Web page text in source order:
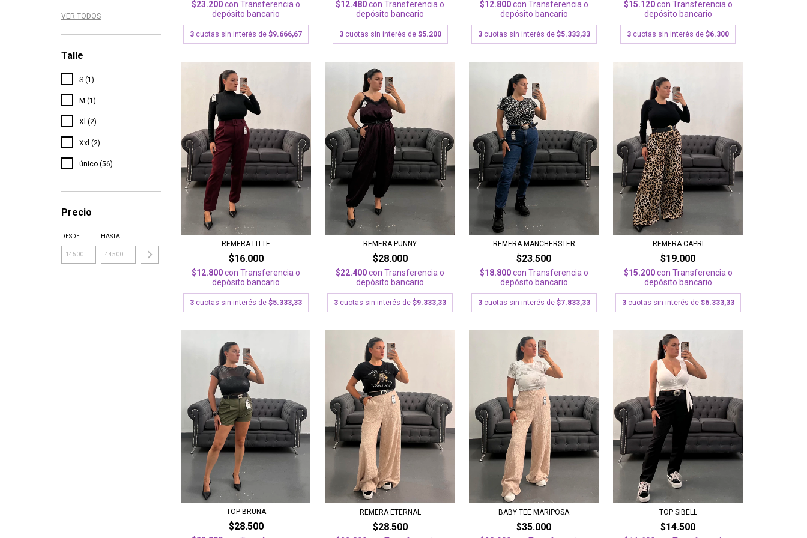
VER TODOS
Talle
S (1)
M (1)
Xl (2)
Xxl (2)
único (56)
Precio
DESDE HASTA
$23.200con Transferencia o
depósito bancario
3 cuotas sin interés de$9.666,67
$12.480con Transferencia o
depósito bancario
3 cuotas sin interés de $5.200
$12.800con Transferencia o
depósito bancario
3 cuotas sin interés de $5.333,33
$15.120con Transferencia o
depósito bancario
3 cuotas sin interés de$6.300
REMERA LITTE
$16.000
$12.800con Transferencia o
depósito bancario
3 cuotas sin interés de$5.333,33
REMERA PUNNY
$28.000
$22.400con Transferencia o
depósito bancario
3 cuotas sin interés de$9.333,33
REMERA MANCHERSTER
$23.500
$18.800con Transferencia o
depósito bancario
3 cuotas sin interés de $7.833,33
REMERA CAPRI
$19.000
$15.200con Transferencia o
depósito bancario
3 cuotas sin interés de $6.333,33
TOP BRUNA
$28.500
REMERA ETERNAL
$28.500
BABY TEE MARIPOSA
$35.000
TOP SIBELL
$14.500